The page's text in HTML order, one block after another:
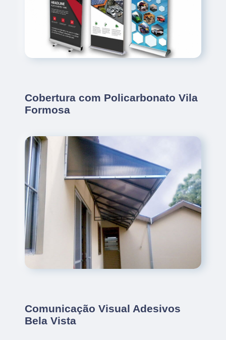
Cobertura com Policarbonato Vila
Formosa
Comunicação Visual Adesivos
Bela Vista